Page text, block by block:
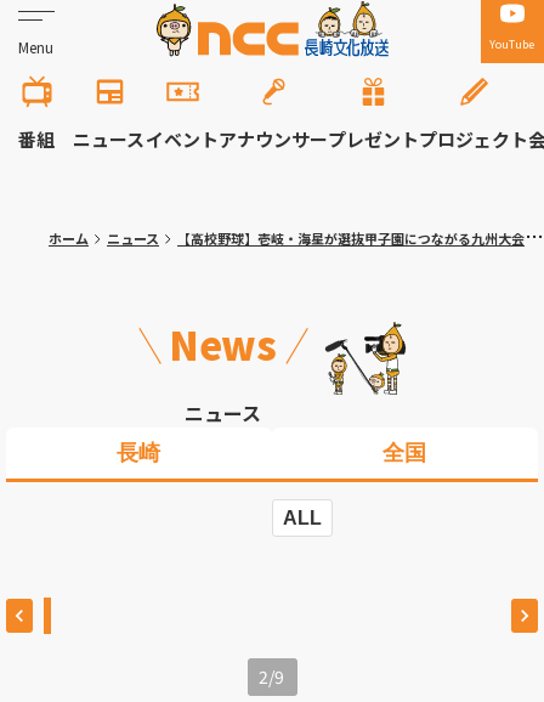
Menu YouTube
番組 ニュースイベントアナウンサープレゼントプロジェクト
ホーム ニュース 【高校野球】壱岐・海星が選抜甲子園につながる九州大会へ 秋の県大会準決勝2試合 壱岐は学校史上初の快挙
News
ニュース
長崎 全国
ALL
2/9